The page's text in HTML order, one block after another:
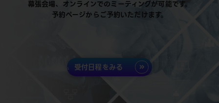
幕張会場、オンラインでのミーティングが可能です。
予約ページからご予約いただけます。
受付日程をみる